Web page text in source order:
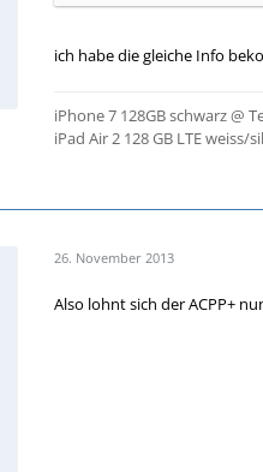
Die AGBs werden
ich habe die gleiche Info
iPhone 7 128GB schwarz @
iPad Air 2 128 GB LTE weiss/
26. November 2013
Also lohnt sich der ACPP+